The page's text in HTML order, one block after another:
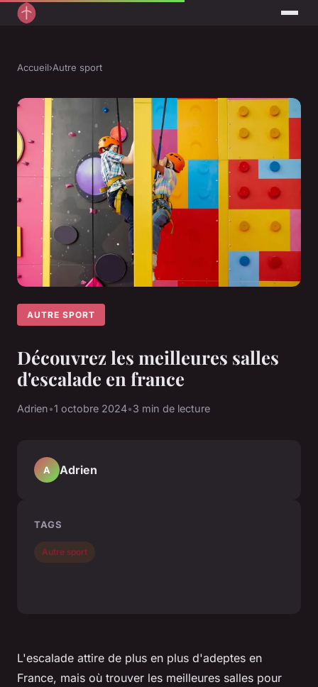
Accueil›Autre sport
AUTRE SPORT
Découvrez les meilleures salles
d'escalade en france
Adrien•1 octobre 2024•3 min de lecture
L'escalade attire de plus en plus d'adeptes en
France, mais où trouver les meilleures salles pour
A Adrien
TAGS
Autre sport